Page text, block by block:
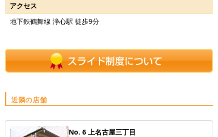
アクセス
地下鉄鶴舞線 浄心駅 徒歩9分
近隣の店舗
No. 6 上名古屋三丁目